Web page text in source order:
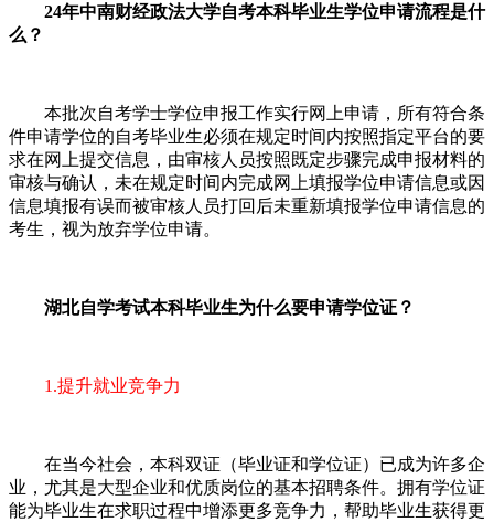
24年中南财经政法大学自考本科毕业生学位申请流程是什
么？
本批次自考学士学位申报工作实行网上申请，所有符合条
件申请学位的自考毕业生必须在规定时间内按照指定平台的要
求在网上提交信息，由审核人员按照既定步骤完成申报材料的
审核与确认，未在规定时间内完成网上填报学位申请信息或因
信息填报有误而被审核人员打回后未重新填报学位申请信息的
考生，视为放弃学位申请。
湖北自学考试本科毕业生为什么要申请学位证？
1.提升就业竞争力
在当今社会，本科双证（毕业证和学位证）已成为许多企
业，尤其是大型企业和优质岗位的基本招聘条件。拥有学位证
能为毕业生在求职过程中增添更多竞争力，帮助毕业生获得更